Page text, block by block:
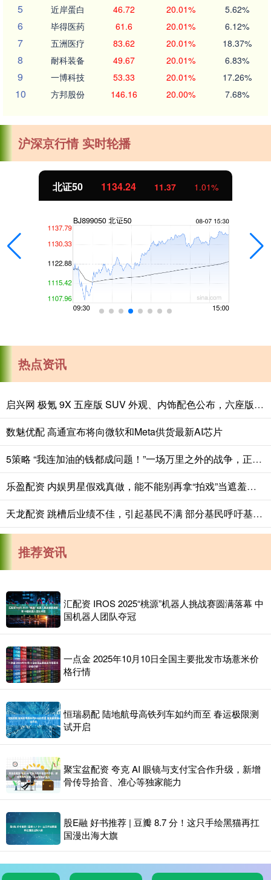
5 近岸蛋白 46.72 20.01% 5.62%
6 毕得医药 61.6 20.01% 6.12%
7 五洲医疗 83.62 20.01% 18.37%
8 耐科装备 49.67 20.01% 6.83%
9 一博科技 53.33 20.01% 17.26%
10 方邦股份 146.16 20.00% 7.68%
沪深京行情 实时轮播
北证50 1134.24 11.37 1.01%
热点资讯
启兴网 极氪 9X 五座版 SUV 外观、内饰配色公布，六座版也能选新色
数魅优配 高通宣布将向微软和Meta供货最新AI芯片
5策略 “我连加油的钱都成问题！”一场万里之外的战争，正在压垮美国网约车司机
乐盈配资 内娱男星假戏真做，能不能别再拿“拍戏”当遮羞布？_行为_李沁_王澜雯
天龙配资 跳槽后业绩不佳，引起基民不满 部分基民呼吁基金经理“下课”
推荐资讯
汇配资 IROS 2025“桃源”机器人挑战赛圆满落幕 中
国机器人团队夺冠
一点金 2025年10月10日全国主要批发市场薏米价
格行情
恒瑞易配 陆地航母高铁列车如约而至 春运极限测
试开启
聚宝盆配资 夸克 AI 眼镜与支付宝合作升级，新增
骨传导拾音、准心等独家能力
股E融 好书推荐 | 豆瓣 8.7 分！这只手绘黑猫再扛
国漫出海大旗